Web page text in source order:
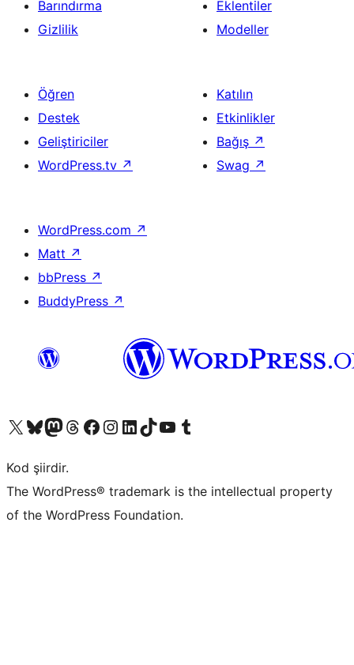
Barındırma
Gizlilik
Eklentiler
Modeller
Öğren
Destek
Geliştiriciler
WordPress.tv ↗
Katılın
Etkinlikler
Bağış ↗
Swag ↗
WordPress.com ↗
Matt ↗
bbPress ↗
BuddyPress ↗
X (eski Twitter) hesabımıza bakın
Bluesky hesabımızı ziyaret edinMastodon hesabımızı ziyaret edinThreads hesabımızı ziyaret edinFacebook sayfamızı ziyaret edinInstagram hesabımızı ziyaret edinLinkedIn hesabımızı ziyaret edinTikTok hesabımızı ziyaret edinYouTube kanalımızı ziyaret edinTumblr hesabımızı ziyaret edin
Kod şiirdir.
The WordPress® trademark is the intellectual property
of the WordPress Foundation.